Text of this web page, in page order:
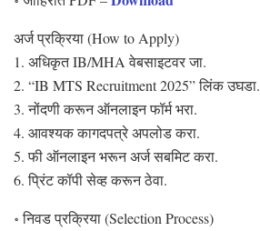
अर्ज प्रक्रिया (How to Apply)
1. अधिकृत IB/MHA वेबसाइटवर जा.
2. “IB MTS Recruitment 2025” लिंक उघडा.
3. नोंदणी करून ऑनलाइन फॉर्म भरा.
4. आवश्यक कागदपत्रे अपलोड करा.
5. फी ऑनलाइन भरून अर्ज सबमिट करा.
6. प्रिंट कॉपी सेव्ह करून ठेवा.
॰ निवड प्रक्रिया (Selection Process)